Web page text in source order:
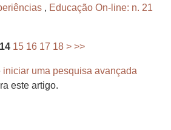
, Educação On-line: n. 21
14 15 16 17 18 > >>
iniciar uma pesquisa avançada
este artigo.